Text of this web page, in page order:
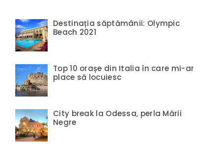
Destinația săptămânii: Olympic
Beach 2021
Top 10 orașe din Italia în care mi-ar
place să locuiesc
City break la Odessa, perla Mării
Negre